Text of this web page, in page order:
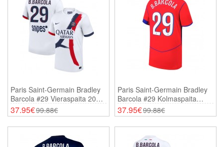
Paris Saint-Germain Bradley
Barcola #29 Vieraspaita 2025-
26 Lyhythihainen
37.95€99.88€
Paris Saint-Germain Bradley
Barcola #29 Kolmaspaita
2025-26 Lyhythihainen
37.95€99.88€